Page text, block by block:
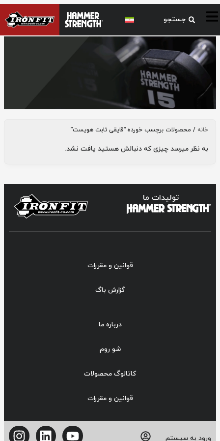
قایقی ثابت هویستخانه / محصولات برچسب خورده “قایقی ثابت هویست”
به نظر میرسد چیزی که دنبالش هستید یافت نشد.
تولیدات ما
قوانین و مقررات
گزارش باگ
درباره ما
شو روم
کاتالوگ محصولات
قوانین و مقررات
ورود به سیستم